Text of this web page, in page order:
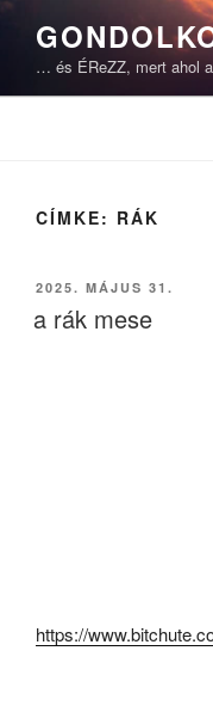
Tartalomhoz
… és ÉReZZ, mert ahol
CÍMKE: RÁK
BEKÜLDVE:
2025. MÁJUS 31.
a rák mese
https://